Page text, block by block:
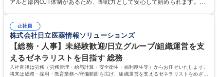
でも質問・相談できる環境が整っているため、安心して成長できます。 募
集職種 【森ビルG】人事・総務◆賞与5ヶ月◆年休120日◆残業少なめ◆
リモート可
アルと部内OJT体制があるため、即戦力として安心して始められます。
務に挑戦できるため、自身の成長と組織への貢献度をダイレクトに実感で
きます。 残業少なめ、週1日リモート可など、ワークライフバランスを保
ち長期活躍できる環境です。 「これまでの幅広い経験を活かし、長期的な
キャリアを築きたい」という前向きな意欲と挑戦を全力で応援します。 学
歴・資格 学歴：大学院 大学 高専 短大 専修学校 高校 語学力： 資格：日商
簿記検定1級 日商簿記検定2級 日商簿記検定3級
正社員
株式会社日立医薬情報ソリューションズ
【総務・人事】未経験歓迎/日立グループ/組織運営を支
えるゼネラリストを目指す 総務
入社直後は労務（労務管理・給与計算・安全衛生・福利厚生等）からお任せいたします。
将来は総務・採用・教育業務へ守備範囲を広げ、組織運営を支えるゼネラリストをめざせ